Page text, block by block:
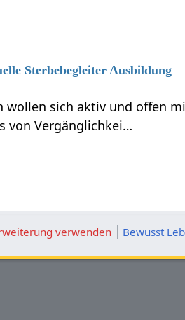
Sterbebegleiter Ausbildung
wollen sich aktiv und offen
von Vergänglichkei…
verwenden Bewusst